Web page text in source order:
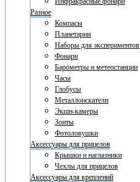
Разное
Компасы
Планетарии
Наборы для экспериментов
Фонари
Барометры и метеостанции
Часы
Глобусы
Металлоискатели
Экшн-камеры
Зонты
Фотоловушки
Аксессуары для прицелов
Крышки и наглазники
Чехлы для прицелов
Аксессуары для креплений